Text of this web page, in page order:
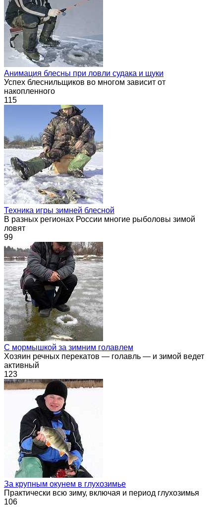
Анимация блесны при ловли судака и щуки
Успех блеснильщиков во многом зависит от
накопленного
115
Техника игры зимней блесной
В разных регионах России многие рыболовы зимой
ловят
99
С мормышкой за зимним голавлем
Хозяин речных перекатов — голавль — и зимой ведет
активный
123
За крупным окунем в глухозимье
Практически всю зиму, включая и период глухозимья
106